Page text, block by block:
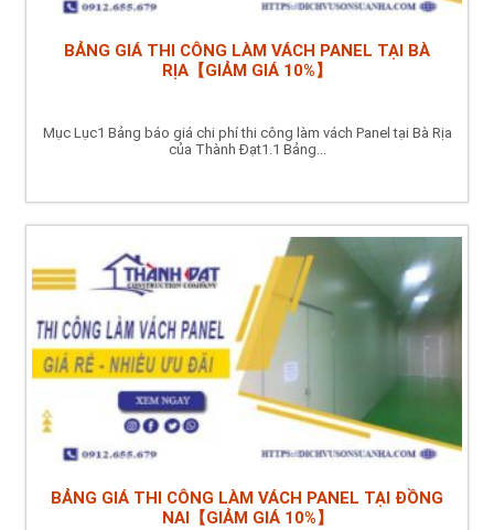
BẢNG GIÁ THI CÔNG LÀM VÁCH PANEL TẠI BÀ
RỊA【GIẢM GIÁ 10%】
Mục Lục1 Bảng báo giá chi phí thi công làm vách Panel tại Bà Rịa
của Thành Đạt1.1 Bảng...
BẢNG GIÁ THI CÔNG LÀM VÁCH PANEL TẠI ĐỒNG
NAI【GIẢM GIÁ 10%】